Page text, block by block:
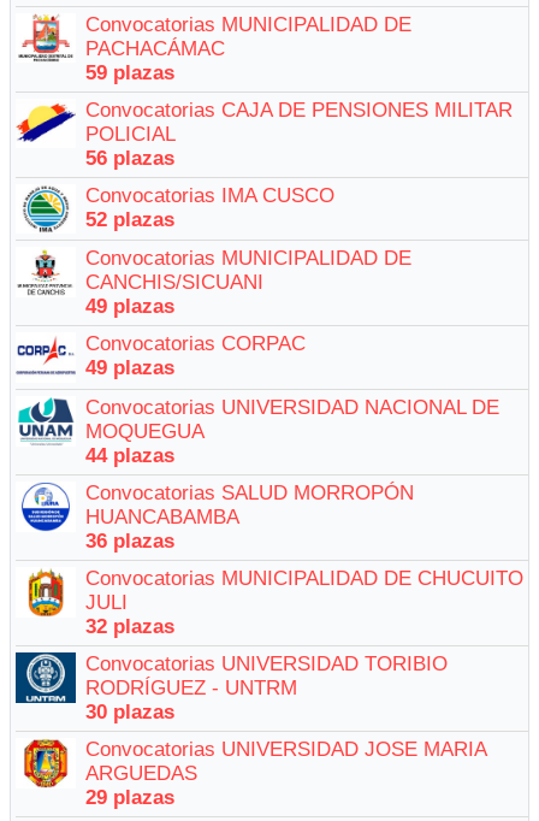
Convocatorias MUNICIPALIDAD DE
PACHACÁMAC
59 plazas
Convocatorias CAJA DE PENSIONES MILITAR
POLICIAL
56 plazas
Convocatorias IMA CUSCO
52 plazas
Convocatorias MUNICIPALIDAD DE
CANCHIS/SICUANI
49 plazas
Convocatorias CORPAC
49 plazas
Convocatorias UNIVERSIDAD NACIONAL DE
MOQUEGUA
44 plazas
Convocatorias SALUD MORROPÓN
HUANCABAMBA
36 plazas
Convocatorias MUNICIPALIDAD DE CHUCUITO
JULI
32 plazas
Convocatorias UNIVERSIDAD TORIBIO
RODRÍGUEZ - UNTRM
30 plazas
Convocatorias UNIVERSIDAD JOSE MARIA
ARGUEDAS
29 plazas